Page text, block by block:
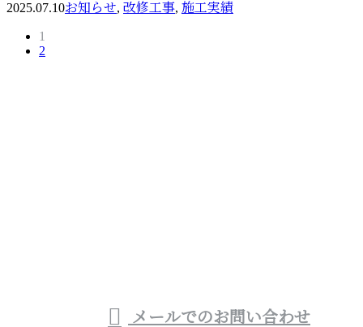
2025.07.10お知らせ, 改修工事, 施工実績
1
2
メールでのお問い合わせ